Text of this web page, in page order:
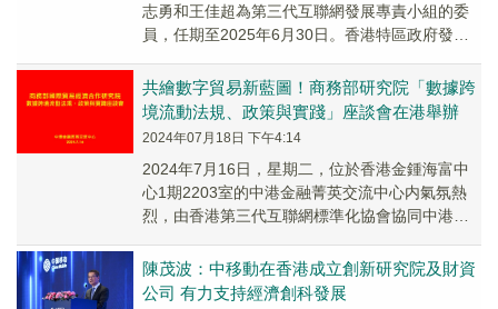
志勇和王佳超為第三代互聯網發展專責小組的委
員，任期至2025年6月30日。香港特區政府發言
利...
共繪數字貿易新藍圖！商務部研究院「數據跨
境流動法規、政策與實踐」座談會在港舉辦
2024年07月18日 下午4:14
2024年7月16日，星期二，位於香港金鍾海富中
心1期2203室的中港金融菁英交流中心内氣氛熱
烈，由香港第三代互聯網標準化協會協同中港金
政...
陳茂波：中移動在香港成立創新研究院及財資
公司 有力支持經濟創科發展